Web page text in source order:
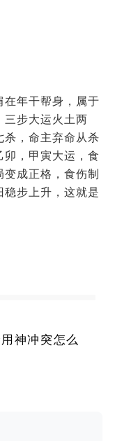
在年干帮身，属于
三步大运火土两
杀，命主弃命从杀
，甲寅大运，食
成正格，食伤制
步上升，这就是
神冲突怎么